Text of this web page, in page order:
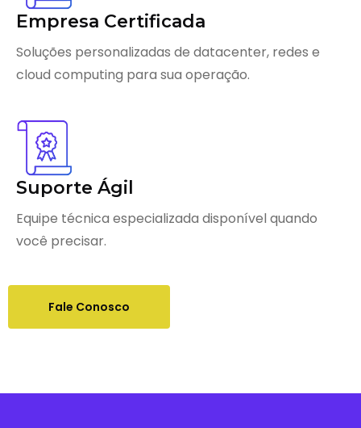
Empresa Certificada
Soluções personalizadas de datacenter, redes e
cloud computing para sua operação.
Suporte Ágil
Equipe técnica especializada disponível quando
você precisar.
Fale Conosco